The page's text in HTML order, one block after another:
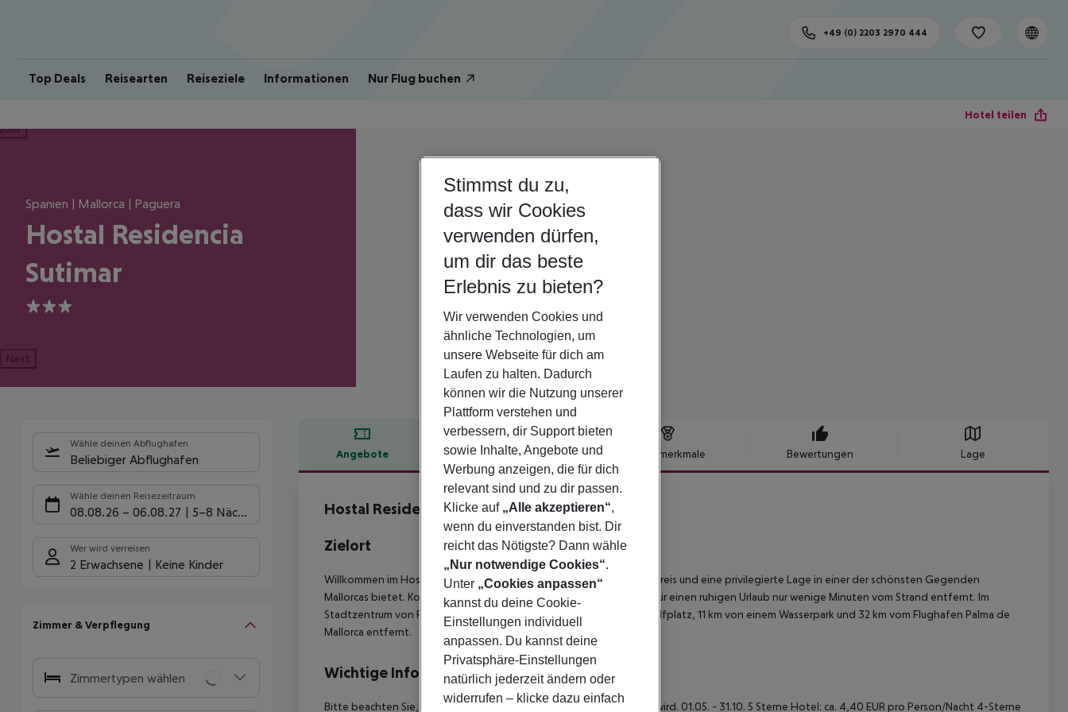
Top Deals Reisearten Reiseziele Informationen Nur Flug buchen
+49 (0) 2203 2970 444
Hotel teilen
Spanien | Mallorca | Paguera
Hostal Residencia
Sutimar
3
Next
Wähle deinen Abflughafen
Beliebiger Abflughafen
Wähle deinen Reisezeitraum
08.08.26 – 06.08.27 5-8 Nächte
Wer wird verreisen
2 Erwachsene Keine Kinder
Zimmer & Verpflegung
Zimmertypen wählen
Angebote Hotelbeschreibung Hotelmerkmale Bewertungen Lage
Hotelbeschreibung
Hostal Residencia Sutimar
3
Zielort
Willkommen im Hostal Residencia Sutimar, das Qualität zum besten Preis und eine privilegierte Lage in einer der schönsten Gegenden
Mallorcas bietet. Kommen Sie und entdecken Sie einen idealen Ort für einen ruhigen Urlaub nur wenige Minuten vom Strand entfernt. Im
Stadtzentrum von Paguera, 150 m vom Strand, 4,5 km von einem Golfplatz, 11 km von einem Wasserpark und 32 km vom Flughafen Palma de
Mallorca entfernt.
Wichtige Informationen
Bitte beachten Sie, dass auf Mallorca eine Touristensteuer erhoben wird. 01.05. - 31.10. 5 Sterne Hotel: ca. 4,40 EUR pro Person/Nacht 4-Sterne
Stimmst du zu,
dass wir Cookies
verwenden dürfen,
um dir das beste
Erlebnis zu bieten?
Wir verwenden Cookies und
ähnliche Technologien, um
unsere Webseite für dich am
Laufen zu halten. Dadurch
können wir die Nutzung unserer
Plattform verstehen und
verbessern, dir Support bieten
sowie Inhalte, Angebote und
Werbung anzeigen, die für dich
relevant sind und zu dir passen.
Klicke auf „Alle akzeptieren“,
wenn du einverstanden bist. Dir
reicht das Nötigste? Dann wähle
„Nur notwendige Cookies“.
Unter „Cookies anpassen“
kannst du deine Cookie-
Einstellungen individuell
anpassen. Du kannst deine
Privatsphäre-Einstellungen
natürlich jederzeit ändern oder
widerrufen – klicke dazu einfach